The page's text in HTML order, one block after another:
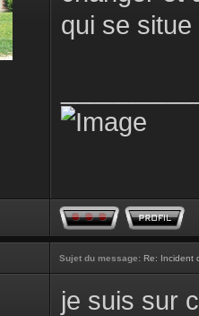
qui se
Sujet du message: Re: Incident
je suis sur